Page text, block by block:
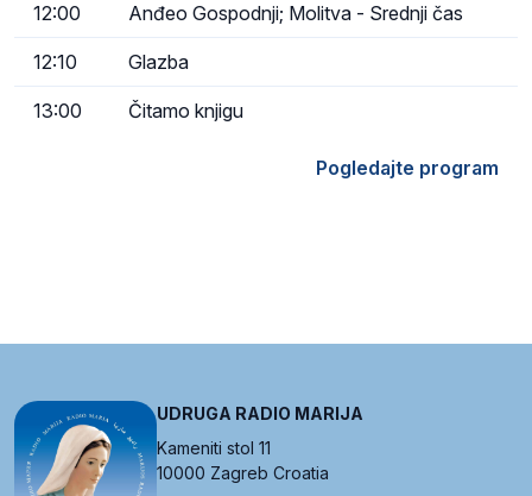
12:00 Anđeo Gospodnji; Molitva - Srednji čas
12:10 Glazba
13:00 Čitamo knjigu
Pogledajte program
UDRUGA RADIO MARIJA
Kameniti stol 11
10000 Zagreb Croatia